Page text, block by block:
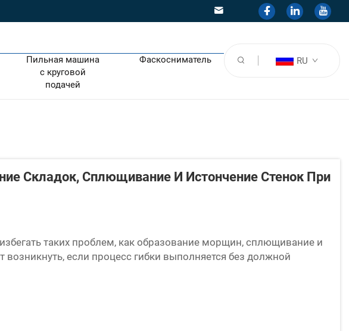
Пильная машина
с круговой
подачей
Фаскосниматель RU
Складок, Сплющивание И Истончение Стенок При
таких проблем, как образование морщин, сплющивание и
возникнуть, если процесс гибки выполняется без должной
образующиеся на трубе при её изгибе...